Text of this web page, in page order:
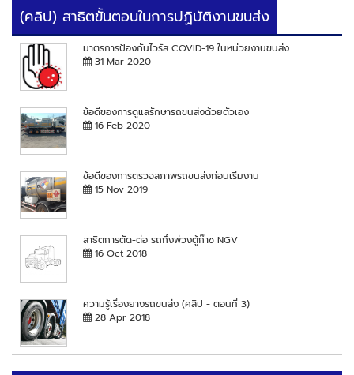
(คลิป) สาธิตขั้นตอนในการปฏิบัติงานขนส่ง
มาตรการป้องกันไวรัส COVID-19 ในหน่วยงานขนส่ง
31 Mar 2020
ข้อดีของการดูแลรักษารถขนส่งด้วยตัวเอง
16 Feb 2020
ข้อดีของการตรวจสภาพรถขนส่งก่อนเริ่มงาน
15 Nov 2019
สาธิตการตัด-ต่อ รถกึ่งพ่วงตู้ก๊าซ NGV
16 Oct 2018
ความรู้เรื่องยางรถขนส่ง (คลิป - ตอนที่ 3)
28 Apr 2018